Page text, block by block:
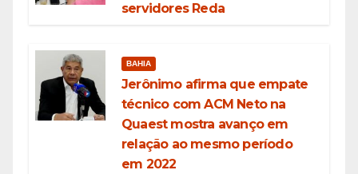
servidores Reda
BAHIA
Jerônimo afirma que empate
técnico com ACM Neto na
Quaest mostra avanço em
relação ao mesmo período
em 2022